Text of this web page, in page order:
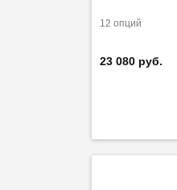
12 опций
23 080 руб.